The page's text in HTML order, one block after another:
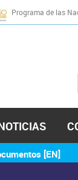
Programa de las
[EN]